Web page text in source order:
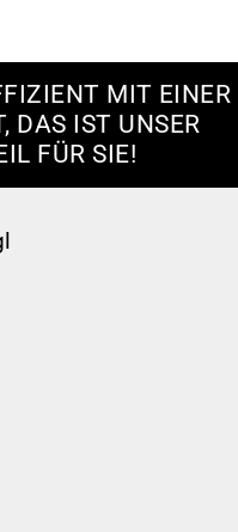
MIT EINER
DAS IST UNSER
FÜR SIE!